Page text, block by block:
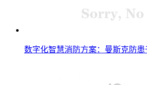
数字化智慧消防方案：曼斯克防患